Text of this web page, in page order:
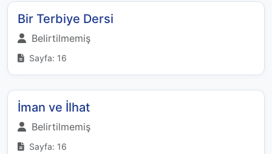
Bir Terbiye Dersi
Belirtilmemiş
Sayfa: 16
İman ve İlhat
Belirtilmemiş
Sayfa: 16